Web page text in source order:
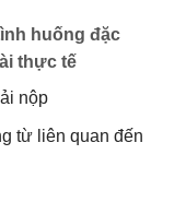
huống đặc
thực tế
nộp
từ liên quan đến